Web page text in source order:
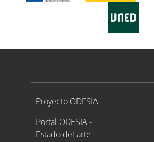
Proyecto ODESIA
Proyecto ODESIA
Portal ODESIA -
Estado del arte